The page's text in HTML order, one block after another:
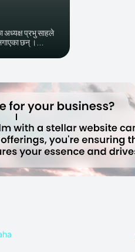
अध्यक्ष प्रभु साहले
छन् ।...